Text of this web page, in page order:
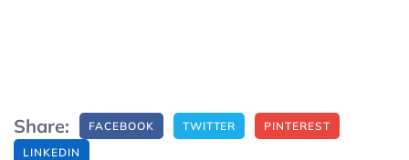
Share: FACEBOOK TWITTER
PINTEREST
LINKEDIN